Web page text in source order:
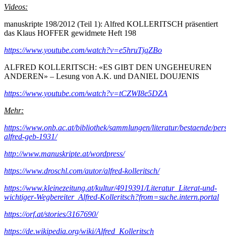
Videos:
manuskripte 198/2012 (Teil 1): Alfred KOLLERITSCH präsentiert
das Klaus HOFFER gewidmete Heft 198
https://www.youtube.com/watch?v=e5hruTjqZBo
ALFRED KOLLERITSCH: «ES GIBT DEN UNGEHEUREN
ANDEREN» – Lesung von A.K. und DANIEL DOUJENIS
https://www.youtube.com/watch?v=tCZWI8e5DZA
Mehr:
https://www.onb.ac.at/bibliothek/sammlungen/literatur/bestaende/
alfred-geb-1931/
http://www.manuskripte.at/wordpress/
https://www.droschl.com/autor/alfred-kolleritsch/
https://www.kleinezeitung.at/kultur/4919391/Literatur_Literat-und-
wichtiger-Wegbereiter_Alfred-Kolleritsch?from=suche.intern.portal
https://orf.at/stories/3167690/
https://de.wikipedia.org/wiki/Alfred_Kolleritsch